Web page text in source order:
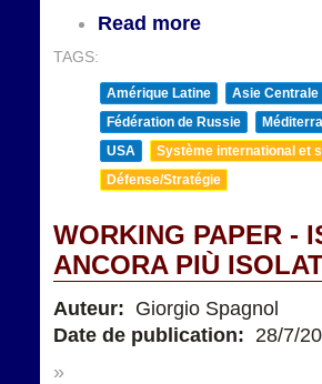
Read more
TAGS:
Amérique Latine
Asie Centrale
Fédération de Russie
USA
Système international et
Défense/Stratégie
WORKING PAPER -
ANCORA PIÙ
Auteur: Giorgio Spagnol
Date de publication: 28/7/
»